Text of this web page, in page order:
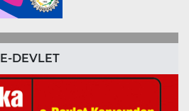
E-DEVLET